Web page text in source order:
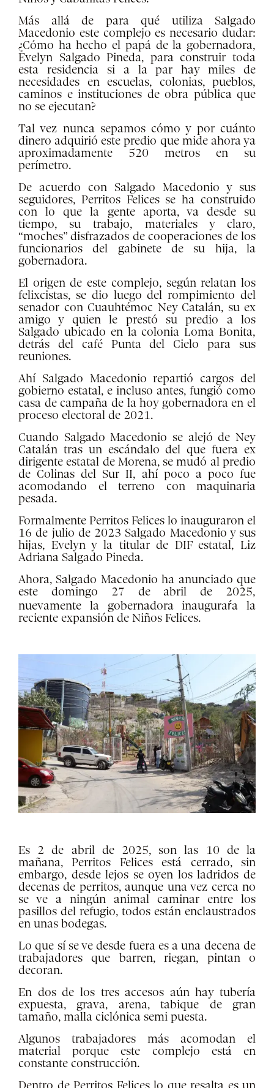
Más allá de para qué utiliza Salgado
Macedonio este complejo es necesario dudar:
¿Cómo ha hecho el papá de la gobernadora,
Evelyn Salgado Pineda, para construir toda
esta residencia si a la par hay miles de
necesidades en escuelas, colonias, pueblos,
caminos e instituciones de obra pública que
no se ejecutan?
Tal vez nunca sepamos cómo y por cuánto
dinero adquirió este predio que mide ahora ya
aproximadamente 520 metros en su
perímetro.
De acuerdo con Salgado Macedonio y sus
seguidores, Perritos Felices se ha construido
con lo que la gente aporta, va desde su
tiempo, su trabajo, materiales y claro,
“moches” disfrazados de cooperaciones de los
funcionarios del gabinete de su hija, la
gobernadora.
El origen de este complejo, según relatan los
felixcistas, se dio luego del rompimiento del
senador con Cuauhtémoc Ney Catalán, su ex
amigo y quien le prestó su predio a los
Salgado ubicado en la colonia Loma Bonita,
detrás del café Punta del Cielo para sus
reuniones.
Ahí Salgado Macedonio repartió cargos del
gobierno estatal, e incluso antes, fungió como
casa de campaña de la hoy gobernadora en el
proceso electoral de 2021.
Cuando Salgado Macedonio se alejó de Ney
Catalán tras un escándalo del que fuera ex
dirigente estatal de Morena, se mudó al predio
de Colinas del Sur II, ahí poco a poco fue
acomodando el terreno con maquinaria
pesada.
Formalmente Perritos Felices lo inauguraron el
16 de julio de 2023 Salgado Macedonio y sus
hijas, Evelyn y la titular de DIF estatal, Liz
Adriana Salgado Pineda.
Ahora, Salgado Macedonio ha anunciado que
este domingo 27 de abril de 2025,
nuevamente la gobernadora inauguraŕa la
reciente expansión de Niños Felices.
Es 2 de abril de 2025, son las 10 de la
mañana, Perritos Felices está cerrado, sin
embargo, desde lejos se oyen los ladridos de
decenas de perritos, aunque una vez cerca no
se ve a ningún animal caminar entre los
pasillos del refugio, todos están enclaustrados
en unas bodegas.
Lo que sí se ve desde fuera es a una decena de
trabajadores que barren, riegan, pintan o
decoran.
En dos de los tres accesos aún hay tubería
expuesta, grava, arena, tabique de gran
tamaño, malla ciclónica semi puesta.
Algunos trabajadores más acomodan el
material porque este complejo está en
constante construcción.